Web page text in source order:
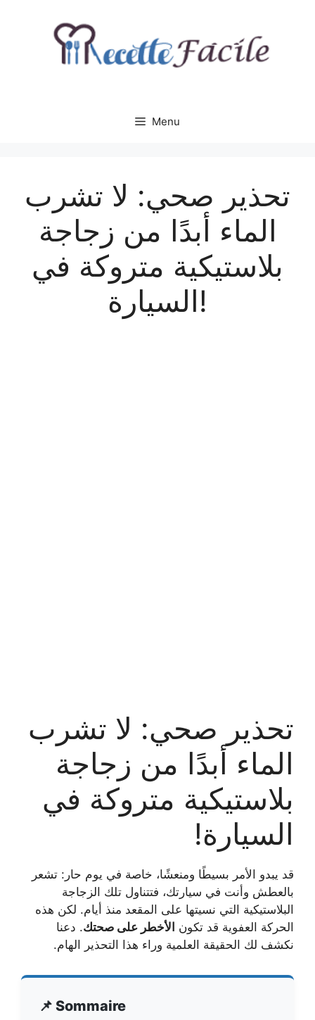
Menu
تحذير صحي: لا تشرب
الماء أبدًا من زجاجة
بلاستيكية متروكة في
السيارة!
تحذير صحي: لا تشرب
الماء أبدًا من زجاجة
بلاستيكية متروكة في
السيارة!
قد يبدو الأمر بسيطًا ومنعشًا، خاصة في يوم حار: تشعر
بالعطش وأنت في سيارتك، فتتناول تلك الزجاجة
البلاستيكية التي نسيتها على المقعد منذ أيام. لكن هذه
الحركة العفوية قد تكون الأخطر على صحتك. دعنا
نكشف لك الحقيقة العلمية وراء هذا التحذير الهام.
📌 Sommaire